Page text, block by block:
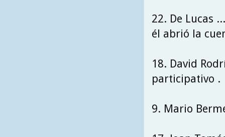
22. De Lucas
él abrió la
18. David
participativo .
9. Mario